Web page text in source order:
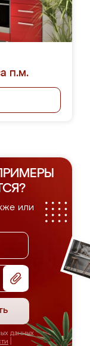
п.м.
или
данных